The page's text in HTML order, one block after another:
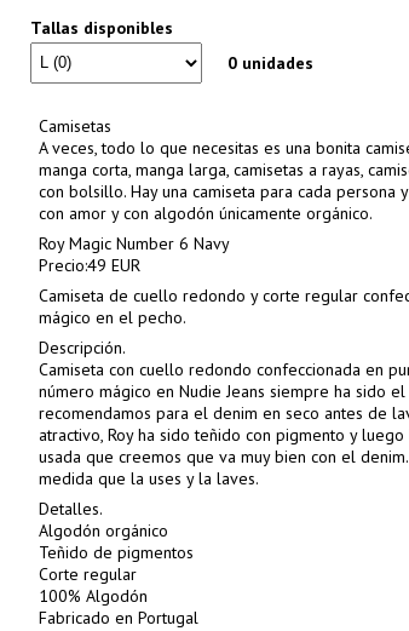
Tallas disponibles
0 unidades
Camisetas
A veces, todo lo que necesitas es una bonita
manga corta, manga larga, camisetas a rayas,
con bolsillo. Hay una camiseta para cada persona
con amor y con algodón únicamente orgánico.
Roy Magic Number 6 Navy
Precio:49 EUR
Camiseta de cuello redondo y corte regular
mágico en el pecho.
Descripción.
Camiseta con cuello redondo confeccionada en
número mágico en Nudie Jeans siempre ha sido
recomendamos para el denim en seco antes de
atractivo, Roy ha sido teñido con pigmento y
usada que creemos que va muy bien con el
medida que la uses y la laves.
Detalles.
Algodón orgánico
Teñido de pigmentos
Corte regular
100% Algodón
Fabricado en Portugal